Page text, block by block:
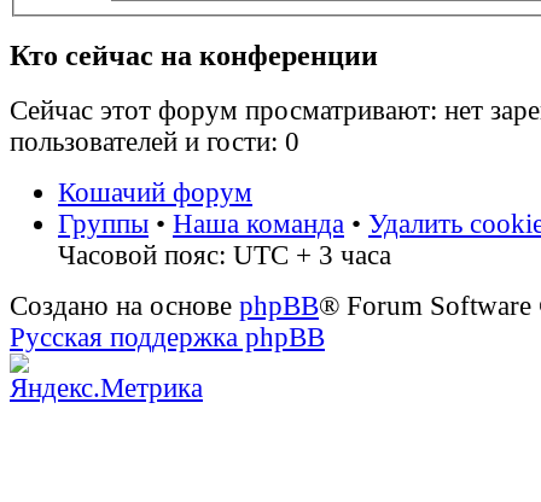
Кто сейчас на конференции
Сейчас этот форум просматривают: нет
пользователей и гости: 0
Кошачий форум
Группы • Наша команда • Удалить
Часовой пояс: UTC + 3 часа
Создано на основе phpBB® Forum
Русская поддержка phpBB